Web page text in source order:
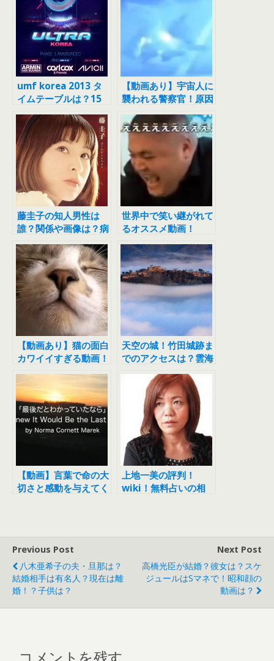
umf korea 2013 タ
イムテーブルは？15
日のゲストとwiki
は？
【動画あり】宇宙人に
襲われる警察官！原因
不明！
藤圭子の知人男性は
誰？関係や画像は？病
気や病名について！
世界中で笑い継がれて
るオススメ動画！
【動画あり】猫の面白
カワイイすぎる動画！
天空の城！竹田城跡ま
でのアクセスは？雲海
はどの時期がみれる
【動画】言葉で命の大
切さと感動を与えてく
上地一美の評判！
wiki！無料占いの相
Previous Post
八木亜希子の夫・旦那は？
結婚相手は有名人？現在は離
婚！？子供は？
Next Post
高橋光臣が結婚？彼女は？スケ
ジュールはsマネで！昭和顔の
動画は？
コメントを残す